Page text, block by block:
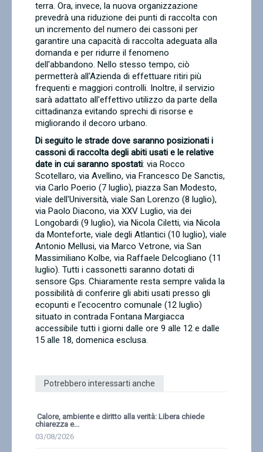
terra. Ora, invece, la nuova organizzazione
prevedrà una riduzione dei punti di raccolta con
un incremento del numero dei cassoni per
garantire una capacità di raccolta adeguata alla
domanda e per ridurre il fenomeno
dell'abbandono. Nello stesso tempo, ciò
permetterà all'Azienda di effettuare ritiri più
frequenti e maggiori controlli. Inoltre, il servizio
sarà adattato all'effettivo utilizzo da parte della
cittadinanza evitando sprechi di risorse e
migliorando il decoro urbano.
Di seguito le strade dove saranno posizionati i
cassoni di raccolta degli abiti usati e le relative
date in cui saranno spostati: via Rocco
Scotellaro, via Avellino, via Francesco De Sanctis,
via Carlo Poerio (7 luglio), piazza San Modesto,
viale dell'Università, viale San Lorenzo (8 luglio),
via Paolo Diacono, via XXV Luglio, via dei
Longobardi (9 luglio), via Nicola Ciletti, via Nicola
da Monteforte, viale degli Atlantici (10 luglio), viale
Antonio Mellusi, via Marco Vetrone, via San
Massimiliano Kolbe, via Raffaele Delcogliano (11
luglio). Tutti i cassonetti saranno dotati di
sensore Gps. Chiaramente resta sempre valida la
possibilità di conferire gli abiti usati presso gli
ecopunti e l'ecocentro comunale (12 luglio)
situato in contrada Fontana Margiacca
accessibile tutti i giorni dalle ore 9 alle 12 e dalle
15 alle 18, domenica esclusa.
Potrebbero interessarti anche
Calore, ambiente e diritto alla verità: Libera chiede
chiarezza e...
03/08/2026